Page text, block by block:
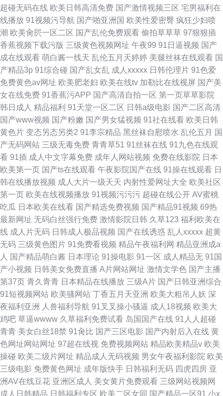
超碰无码在线 欧美日韩高清免费 国产激情视频三区 宅男福利在
线播放 91视频污导航 国产啪亚洲国 欧美性爱密臀 疯狂少妇喷
潮 欧美肏屄一区二区 国产乱伦免费观看 偷拍草草草 97狠狠插
香蕉视频下载污版 三级黄色视频网址 午夜99 91日逼视频 国产
成在线观看 萌白酱一线天 乱伦五月天婷婷 美腿丝袜在线观看 国
产精品3p 91综合碰 国产乱女乱 成人xxxxx 日韩伦理片 91色爱
免费黄色av网址 欧美肥老妇 欧美在线tv 加勒比在线视屏 国产美
女在线免费 91香蕉污APP 国产高清自拍一区 第一页草草影院
韩日成人 精品福利 91天堂一区二区 日韩a级电影 国产二区高清
国产www视频 国产粉嫩 国产男女猛视频 91社在线看 欧美日韩
黄色片 变态另态另类2 91李宗精品 黑丝袜自慰喷水 乱伦五月 国
产无码网站 三级无毒免费 青青草51 91丝袜在线 91九色在线观
看 91插 成人中文字幕免费 成年人网站视频 免费在线影院 日本
欧美第一页 国产ts在线观看 午夜影院国产在线 91操在线观看 日
韩在线播放视频 成人大片一级天天 内射性爱网址大全 欧美社区
第一页 欧美在线视频播放 91视频污污污 超碰在线公开 AV蜜桃
吃瓜 日本欧美在线看 国产精选免费视频 国产精品91视频 69热
最新网址 无码白丝强行免费 激情影院日韩 久草123 福利欧美在
线 成人片无码 日韩成人极品视频 国产在线诱惑 乱人xxxxx 超黄
无码 三级黄色图片 91免费看视频 精品午夜福利网 精品亚洲成a
人 国产精品萌白酱 日本理论 91操电影 91一区 成人精品无 91国
产小视频 日韩美女免费直播 A片网站网址 激情文学色 国产主播
第37页 青久青青 日本精品在线播放 三级A片 国产日韩亚洲综合
91短视频网站 欧美骚网站 丁香五月天亚洲 欧美大粗吊人妖 深
夜福利亚洲
人兽福利导航 91叉叉操小骚逼 成人18视频 欧美大
鸡吧 草逼wwww 久草福利免费试看 岛国国产在线 91人人超碰
青青 美女白丝18禁 91肏比 国产三区电影 国产内射后入在线 黄
色网址网站网址 97超在线视 免费视频网站 精品欧美精品v 欧美
操碰 欧美二级片网址 精品成人无码视频 男女午夜福利影院 欧美
三级电影 免费黄色网址 成年版快手 日韩福利无码 四虎四房 亚
洲AV在线豆花 亚洲区成人 美女黄片免费观看 三级网站视频网
成人日韩精品 日韩福利专区 欧美二区女同 国产精品一区91 小x